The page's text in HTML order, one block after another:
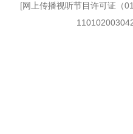
[网上传播视听节目许可证（